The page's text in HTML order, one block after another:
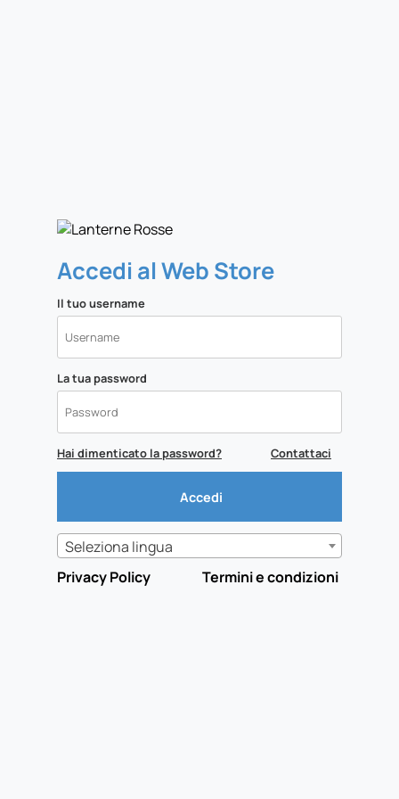
Accedi al Web Store
Il tuo username
La tua password
Hai dimenticato la password? Contattaci
Seleziona lingua
Privacy Policy
Termini e condizioni